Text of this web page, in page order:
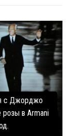
с Джорджо
розы в Armani